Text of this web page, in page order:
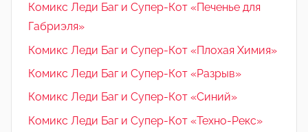
Комикс Леди Баг и Супер-Кот «Печенье для
Габриэля»
Комикс Леди Баг и Супер-Кот «Плохая Химия»
Комикс Леди Баг и Супер-Кот «Разрыв»
Комикс Леди Баг и Супер-Кот «Синий»
Комикс Леди Баг и Супер-Кот «Техно-Рекс»